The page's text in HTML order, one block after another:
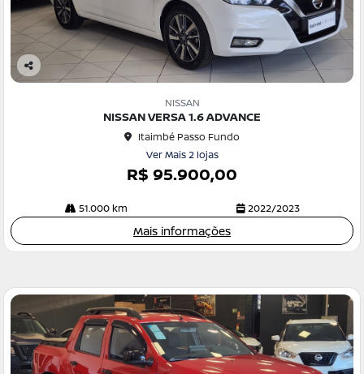
Co
NISSAN
NISSAN VERSA 1.6 ADVANCE
Itaimbé Passo Fundo
Ver Mais 2 lojas
R$ 95.900,00
51.000 km 2022/2023
Mais informações